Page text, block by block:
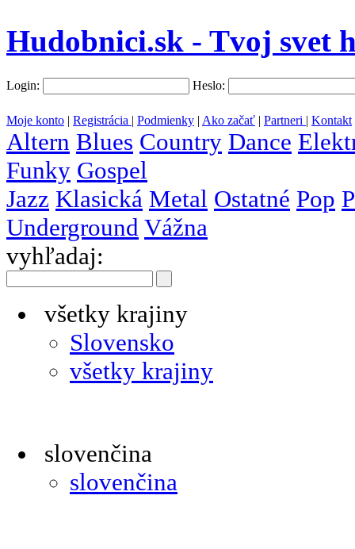
Hudobnici.sk - Tvoj svet
Login: Heslo:
Moje konto | Registrácia | Podmienky | Ako začať | Partneri | Kontakt
Altern Blues Country Dance
Funky Gospel
Jazz Klasická Metal Ostatné Pop
Underground Vážna
vyhľadaj:
všetky krajiny
Slovensko
všetky krajiny
slovenčina
slovenčina